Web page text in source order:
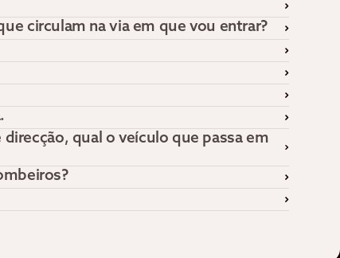
circulam na via em que vou entrar?
qual o veículo que passa em